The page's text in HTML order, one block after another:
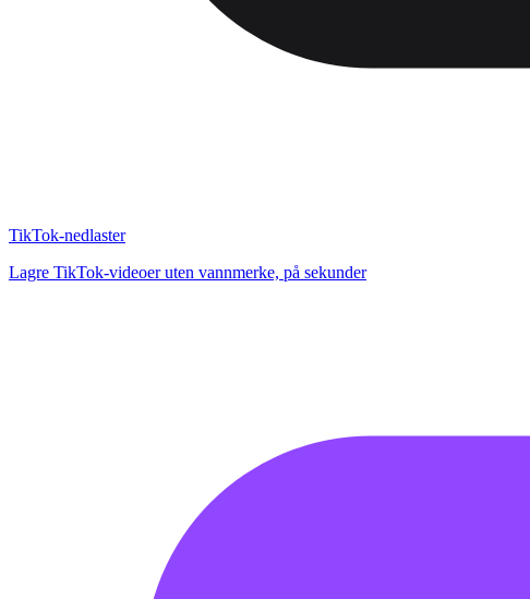
TikTok-nedlaster
Lagre TikTok-videoer uten vannmerke, på sekunder